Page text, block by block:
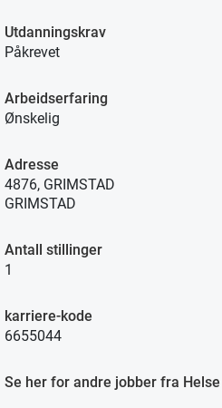
Utdanningskrav
Påkrevet
Arbeidserfaring
Ønskelig
Adresse
4876, GRIMSTAD
GRIMSTAD
Antall stillinger
1
karriere-kode
6655044
Se her for andre jobber fra Helse